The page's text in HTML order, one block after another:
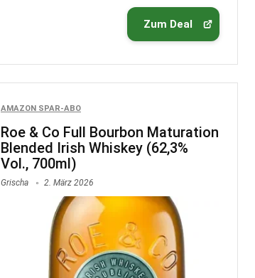
Zum Deal
AMAZON SPAR-ABO
Roe & Co Full Bourbon Maturation
Blended Irish Whiskey (62,3%
Vol., 700ml)
Grischa 2. März 2026